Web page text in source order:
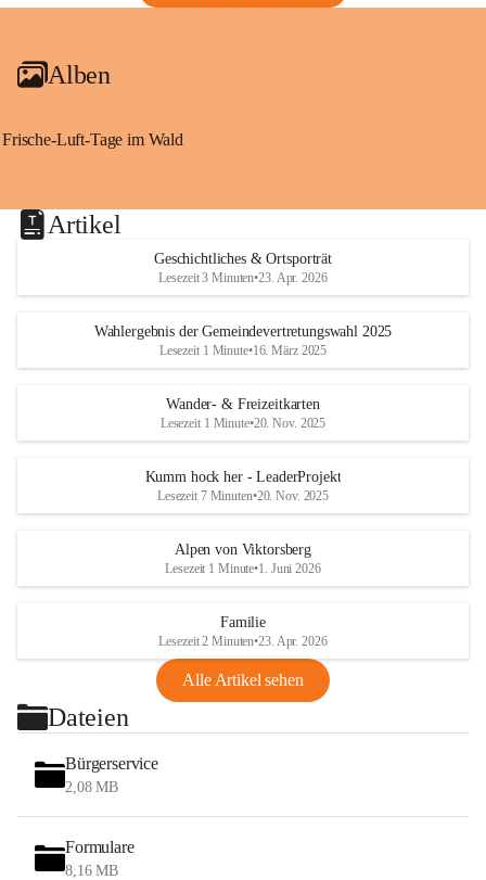
Alben
Frische-Luft-Tage im Wald
Artikel
Geschichtliches & Ortsporträt
Lesezeit 3 Minuten•23. Apr. 2026
Wahlergebnis der Gemeindevertretungswahl 2025
Lesezeit 1 Minute•16. März 2025
Wander- & Freizeitkarten
Lesezeit 1 Minute•20. Nov. 2025
Kumm hock her - LeaderProjekt
Lesezeit 7 Minuten•20. Nov. 2025
Alpen von Viktorsberg
Lesezeit 1 Minute•1. Juni 2026
Familie
Lesezeit 2 Minuten•23. Apr. 2026
Alle Artikel sehen
Dateien
Bürgerservice
2,08 MB
Formulare
8,16 MB